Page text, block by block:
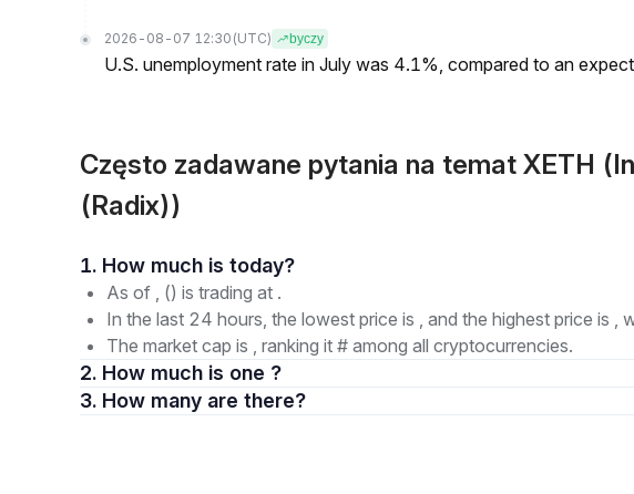
2026-08-07 12:30 (UTC) byczy
U.S. unemployment rate in July was 4.1%, compared to an
Często zadawane pytania na temat XETH
(Radix))
1. How much is today?
As of , () is trading at .
In the last 24 hours, the lowest price is , and the highest price is ,
The market cap is , ranking it # among all cryptocurrencies.
2. How much is one ?
3. How many are there?